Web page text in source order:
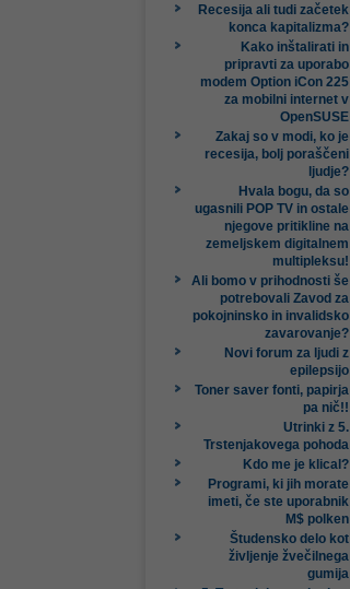
Recesija ali tudi začetek
konca kapitalizma?
Kako inštalirati in
pripravti za uporabo
modem Option iCon 225
za mobilni internet v
OpenSUSE
Zakaj so v modi, ko je
recesija, bolj poraščeni
ljudje?
Hvala bogu, da so
ugasnili POP TV in ostale
njegove pritikline na
zemeljskem digitalnem
multipleksu!
Ali bomo v prihodnosti še
potrebovali Zavod za
pokojninsko in invalidsko
zavarovanje?
Novi forum za ljudi z
epilepsijo
Toner saver fonti, papirja
pa nič!!
Utrinki z 5.
Trstenjakovega pohoda
Kdo me je klical?
Programi, ki jih morate
imeti, če ste uporabnik
M$ polken
Študensko delo kot
življenje žvečilnega
gumija